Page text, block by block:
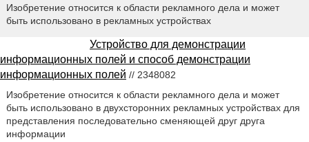
Изобретение относится к области рекламного дела и может
быть использовано в рекламных устройствах
Устройство для демонстрации
информационных полей и способ демонстрации
информационных полей // 2348082
Изобретение относится к области рекламного дела и может
быть использовано в двухсторонних рекламных устройствах для
представления последовательно сменяющей друг друга
информации